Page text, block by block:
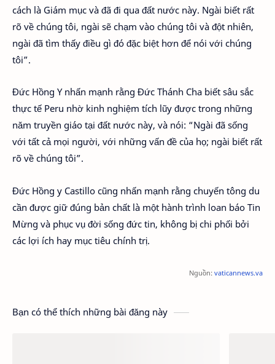
cách là Giám mục và đã đi qua đất nước này. Ngài biết rất
rõ về chúng tôi, ngài sẽ chạm vào chúng tôi và đột nhiên,
ngài đã tìm thấy điều gì đó đặc biệt hơn để nói với chúng
tôi”.
Đức Hồng Y nhấn mạnh rằng Đức Thánh Cha biết sâu sắc
thực tế Peru nhờ kinh nghiệm tích lũy được trong những
năm truyền giáo tại đất nước này, và nói: “Ngài đã sống
với tất cả mọi người, với những vấn đề của họ; ngài biết rất
rõ về chúng tôi”.
Đức Hồng y Castillo cũng nhấn mạnh rằng chuyến tông du
cần được giữ đúng bản chất là một hành trình loan báo Tin
Mừng và phục vụ đời sống đức tin, không bị chi phối bởi
các lợi ích hay mục tiêu chính trị.
Nguồn: vaticannews.va
Bạn có thể thích những bài đăng này